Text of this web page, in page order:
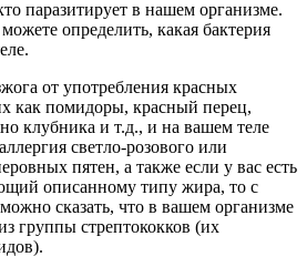
паразитирует в нашем организме.
определить, какая бактерия
от употребления красных
как помидоры, красный перец,
клубника и т.д., и на вашем теле
светло-розового или
пятен, а также если у вас есть
описанному типу жира, то с
сказать, что в вашем организме
группы стрептококков (их